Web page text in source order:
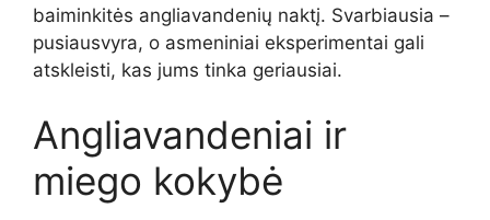
baiminkitės angliavandenių naktį. Svarbiausia –
pusiausvyra, o asmeniniai eksperimentai gali
atskleisti, kas jums tinka geriausiai.
Angliavandeniai ir
miego kokybė